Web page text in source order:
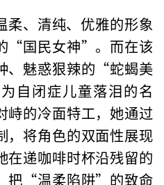
柔、清纯、优雅的形象
“国民女神”。而在该
、魅惑狠辣的“蛇蝎美
自闭症儿童落泪的名
峙的冷面特工，她通过
，将角色的双面性展现
在递咖啡时杯沿残留的
把“温柔陷阱”的致命